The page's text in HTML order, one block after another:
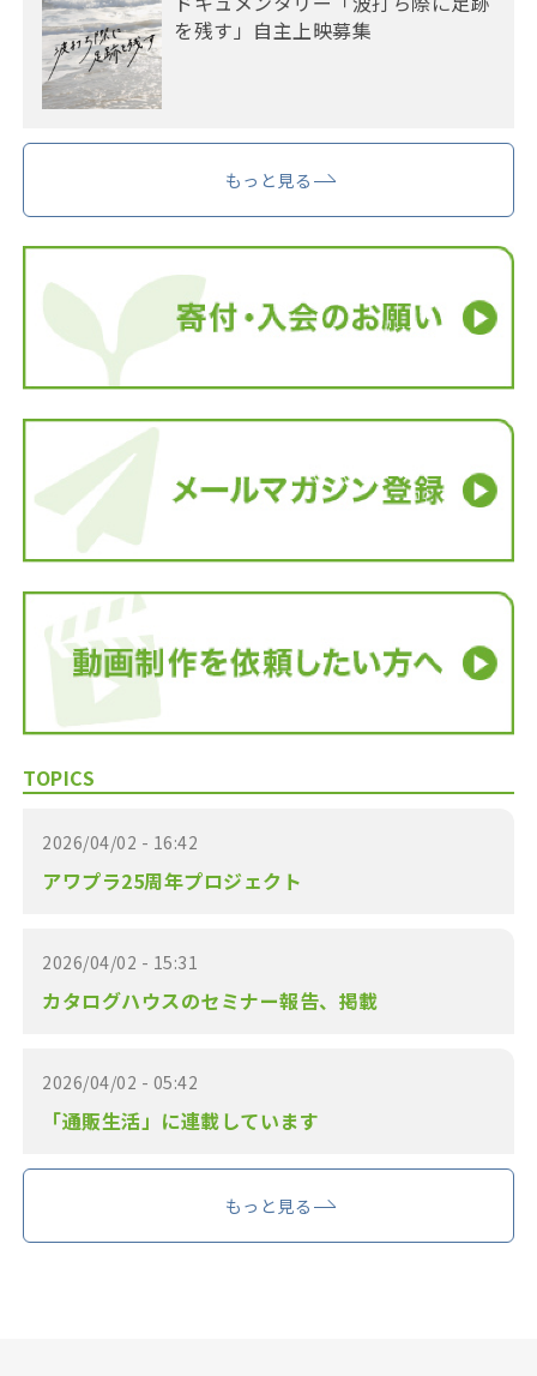
を残す」自主上映募集
もっと見る
TOPICS
2026/04/02 - 16:42
アワプラ25周年プロジェクト
2026/04/02 - 15:31
カタログハウスのセミナー報告、掲載
2026/04/02 - 05:42
「通販生活」に連載しています
もっと見る